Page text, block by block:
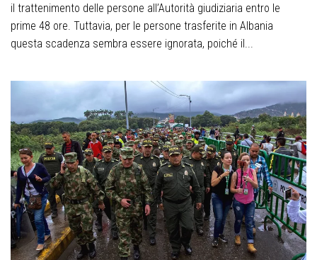
il trattenimento delle persone all’Autorità giudiziaria entro le
prime 48 ore. Tuttavia, per le persone trasferite in Albania
questa scadenza sembra essere ignorata, poiché il...